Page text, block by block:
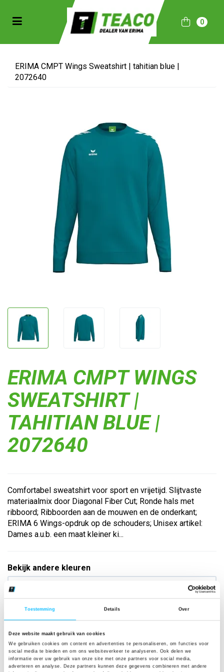
(Sportkleding)
(Collecties)
Toestemming Details Over
Deze website maakt gebruik van cookies
We gebruiken cookies om content en advertenties te personaliseren, om functies voor
social media te bieden en om ons websiteverkeer te analyseren. Ook delen we
informatie over uw gebruik van onze site met onze partners voor social media,
adverteren en analyse. Deze partners kunnen deze gegevens combineren met andere
Toggle navigation 0
ERIMA CMPT Wings Sweatshirt | tahitian blue |
2072640
ERIMA CMPT WINGS
SWEATSHIRT |
TAHITIAN BLUE |
2072640
Comfortabel sweatshirt voor sport en vrijetijd. Slijtvaste
materiaalmix door Diagonal Fiber Cut; Ronde hals met
ribboord; Ribboorden aan de mouwen en de onderkant;
ERIMA 6 Wings-opdruk op de schouders; Unisex artikel:
Dames a.u.b. een maat kleiner ki...
Bekijk andere kleuren
tahitian blue
Maat
Aantal